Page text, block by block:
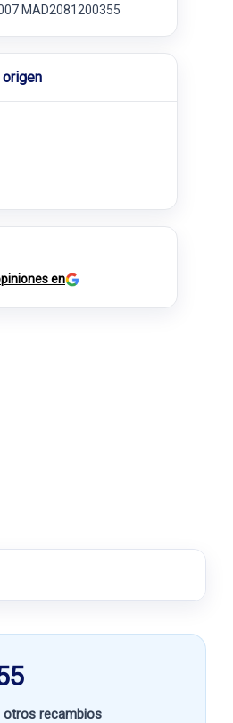
MAD2081200355
en
recambios